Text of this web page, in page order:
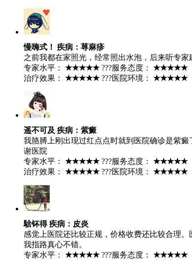
慢嗨式！ 疾病：荨麻疹
之前我都在家照光，经常照出水泡，后来听专
专家水平： ★★★★★???服务态度： ★★★★★
治疗效果： ★★★★★???医院环境： ★★★★★
遥不可及 疾病：紫癜
我胳膊上刚出现过红点点时就到医院确诊是紫
谢医院
专家水平： ★★★★★???服务态度： ★★★★★
治疗效果： ★★★★★???医院环境： ★★★★★
騇钚得 疾病：皮炎
感觉上医院还比较正规，价格收费还比较合理
我指路真心不错。
专家水平： ★★★★★???服务态度： ★★★★★